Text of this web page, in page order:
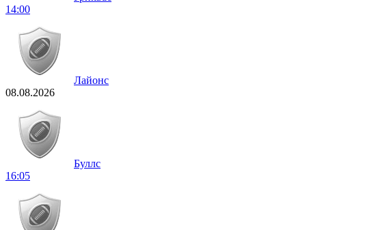
14:00
Лайонс
08.08.2026
Буллс
16:05